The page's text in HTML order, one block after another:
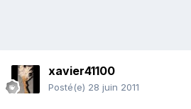
xavier41100
Posté(e) 28 juin 2011